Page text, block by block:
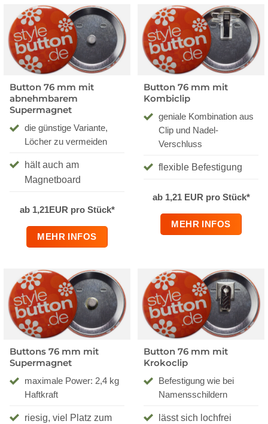
Button 76 mm mit
abnehmbarem
Supermagnet
die günstige Variante,
Löcher zu vermeiden
hält auch am
Magnetboard
ab 1,21EUR pro Stück*
MEHR INFOS
Button 76 mm mit
Kombiclip
geniale Kombination aus
Clip und Nadel-
Verschluss
flexible Befestigung
ab 1,21 EUR pro Stück*
MEHR INFOS
Buttons 76 mm mit
Supermagnet
maximale Power: 2,4 kg
Haftkraft
riesig, viel Platz zum
Button 76 mm mit
Krokoclip
Befestigung wie bei
Namensschildern
lässt sich lochfrei